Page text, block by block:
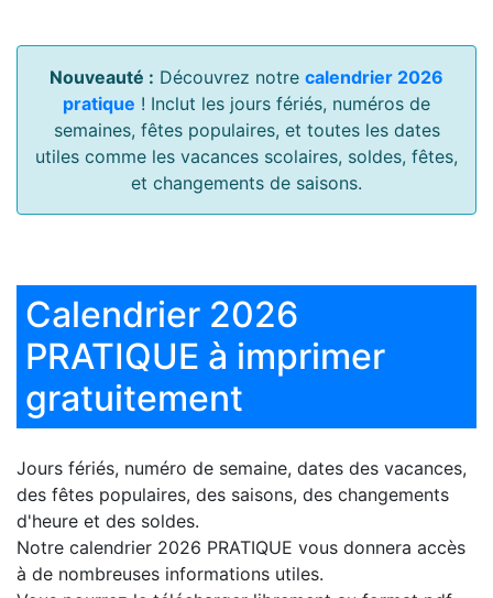
Nouveauté : Découvrez notre calendrier 2026
pratique ! Inclut les jours fériés, numéros de
semaines, fêtes populaires, et toutes les dates
utiles comme les vacances scolaires, soldes, fêtes,
et changements de saisons.
Calendrier 2026
PRATIQUE à imprimer
gratuitement
Jours fériés, numéro de semaine, dates des vacances,
des fêtes populaires, des saisons, des changements
d'heure et des soldes.
Notre calendrier 2026 PRATIQUE vous donnera accès
à de nombreuses informations utiles.